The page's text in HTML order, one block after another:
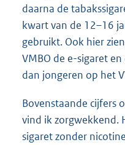
daarna de
kwart van de 12–16
gebruikt. Ook hier
VMBO de e-sigaret
dan jongeren op het
Bovenstaande cijfers
vind ik zorgwekkend.
sigaret zonder